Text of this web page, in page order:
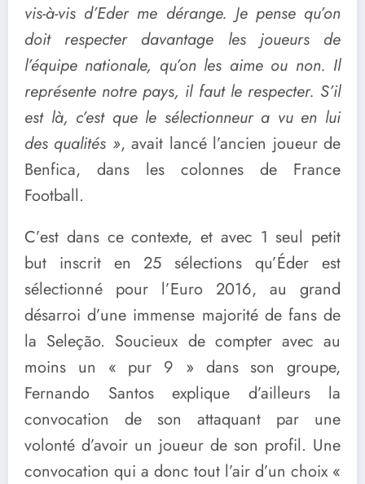
vis-à-vis d’Eder me dérange. Je pense qu’on
doit respecter davantage les joueurs de
l’équipe nationale, qu’on les aime ou non. Il
représente notre pays, il faut le respecter. S’il
est là, c’est que le sélectionneur a vu en lui
des qualités », avait lancé l’ancien joueur de
Benfica, dans les colonnes de France
Football.
C’est dans ce contexte, et avec 1 seul petit
but inscrit en 25 sélections qu’Éder est
sélectionné pour l’Euro 2016, au grand
désarroi d’une immense majorité de fans de
la Seleção. Soucieux de compter avec au
moins un « pur 9 » dans son groupe,
Fernando Santos explique d’ailleurs la
convocation de son attaquant par une
volonté d’avoir un joueur de son profil. Une
convocation qui a donc tout l’air d’un choix «